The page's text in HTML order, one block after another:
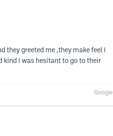
they greeted me ,they make feel I
kind I was hesitant to go to their
Google